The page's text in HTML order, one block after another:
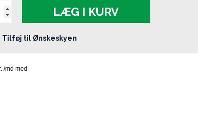
LÆG I KURV
Tilføj til Ønskeskyen